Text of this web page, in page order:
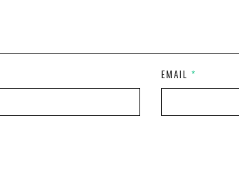
EMAIL *